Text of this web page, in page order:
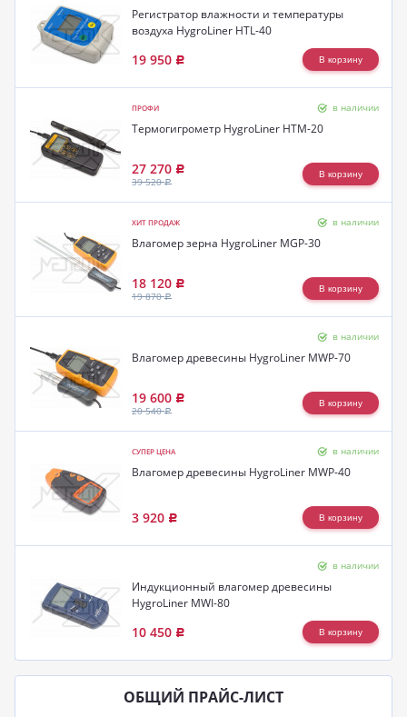
Регистратор влажности и температуры
воздуха HygroLiner HTL-40
19 950 Р
ПРОФИ в наличии
Термогигрометр HygroLiner HTM-20
27 270 Р
39 520Р
ХИТ ПРОДАЖ в наличии
Влагомер зерна HygroLiner MGP-30
18 120 Р
19 870Р
в наличии
Влагомер древесины HygroLiner MWP-70
19 600 Р
20 540Р
СУПЕР ЦЕНА в наличии
Влагомер древесины HygroLiner MWP-40
3 920 Р
в наличии
Индукционный влагомер древесины
HygroLiner MWI-80
10 450 Р
ОБЩИЙ ПРАЙС-ЛИСТ